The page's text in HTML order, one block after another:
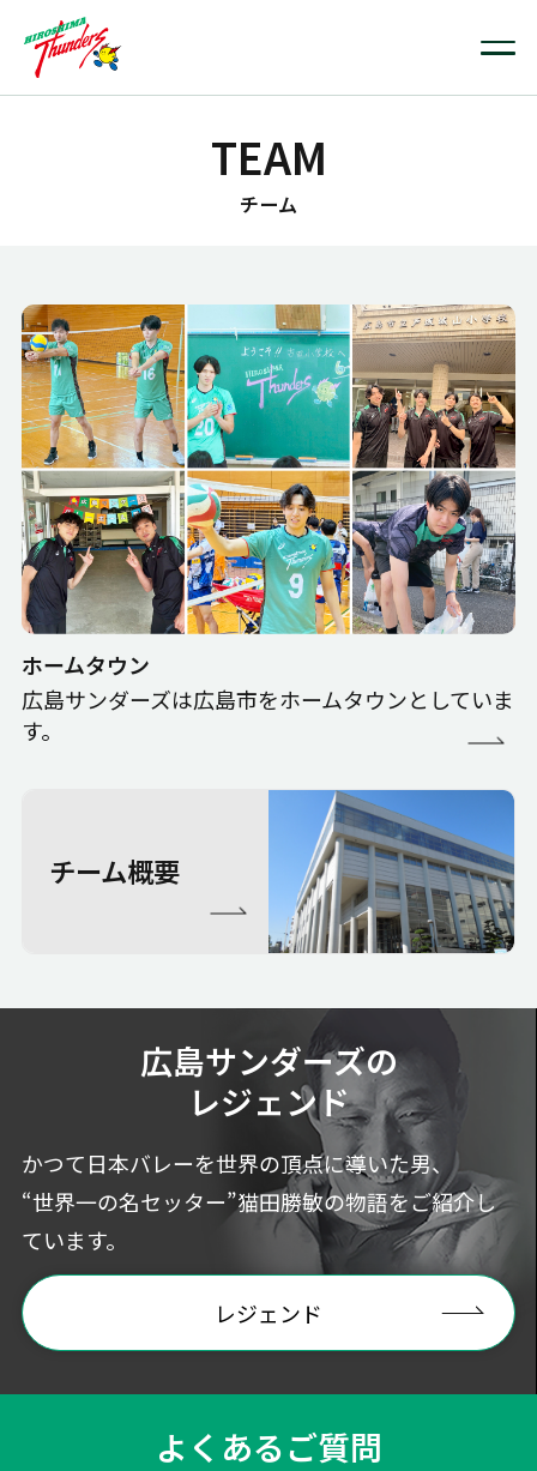
TEAM
チーム
ホームタウン
広島サンダーズは広島市をホームタウンとしていま
す。
チーム概要
広島サンダーズの
レジェンド
かつて日本バレーを世界の頂点に導いた男、
“世界一の名セッター”猫田勝敏の物語をご紹介し
ています。
レジェンド
よくあるご質問